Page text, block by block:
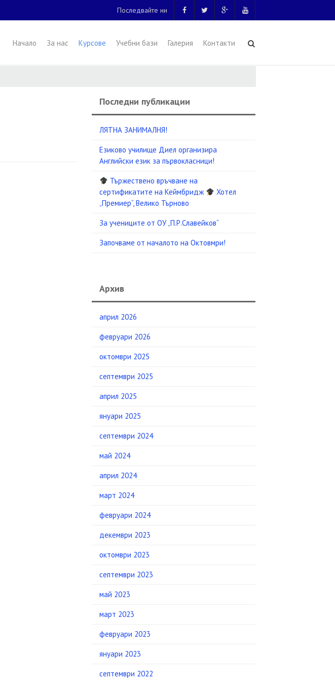
Последвайте ни
Начало За нас Курсове Учебни бази Галерия Контакти
Последни публикации
ЛЯТНА ЗАНИМАЛНЯ!
Езиково училище Диел организира
Английски език за първокласници!
Тържествено връчване на
сертификатите на Кеймбридж
Хотел
„Премиер“, Велико Търново
За учениците от ОУ „П.Р.Славейков“
Започваме от началото на Октовмри!
Архив
април 2026
февруари 2026
октомври 2025
септември 2025
април 2025
януари 2025
септември 2024
май 2024
април 2024
март 2024
февруари 2024
декември 2023
октомври 2023
септември 2023
май 2023
март 2023
февруари 2023
януари 2023
септември 2022